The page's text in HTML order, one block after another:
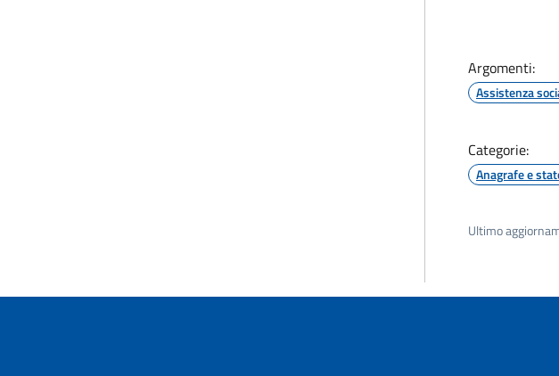
Argomenti:
Assistenza
Categorie:
Anagrafe e
Ultimo